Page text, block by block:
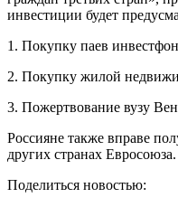
инвестиции будет
1. Покупку паев
2. Покупку жилой
3. Пожертвование вузу
Россияне также вправе
других странах Евросоюза.
Поделиться новостью: